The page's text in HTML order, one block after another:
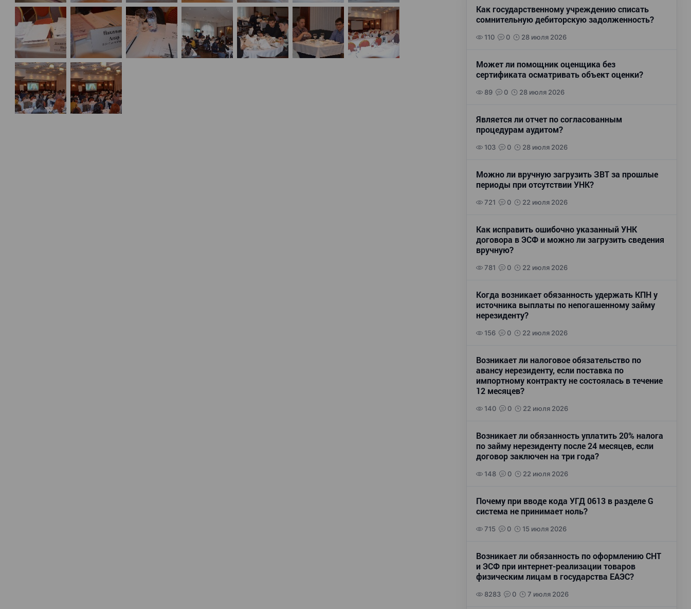
Как государственному учреждению списать
сомнительную дебиторскую задолженность?
110 0 28 июля 2026
Может ли помощник оценщика без
сертификата осматривать объект оценки?
89 0 28 июля 2026
Является ли отчет по согласованным
процедурам аудитом?
103 0 28 июля 2026
Можно ли вручную загрузить ЗВТ за прошлые
периоды при отсутствии УНК?
721 0 22 июля 2026
Как исправить ошибочно указанный УНК
договора в ЭСФ и можно ли загрузить сведения
вручную?
781 0 22 июля 2026
Когда возникает обязанность удержать КПН у
источника выплаты по непогашенному займу
нерезиденту?
156 0 22 июля 2026
Возникает ли налоговое обязательство по
авансу нерезиденту, если поставка по
импортному контракту не состоялась в течение
12 месяцев?
140 0 22 июля 2026
Возникает ли обязанность уплатить 20% налога
по займу нерезиденту после 24 месяцев, если
договор заключен на три года?
148 0 22 июля 2026
Почему при вводе кода УГД 0613 в разделе G
система не принимает ноль?
715 0 15 июля 2026
Возникает ли обязанность по оформлению СНТ
и ЭСФ при интернет-реализации товаров
физическим лицам в государства ЕАЭС?
8283 0 7 июля 2026